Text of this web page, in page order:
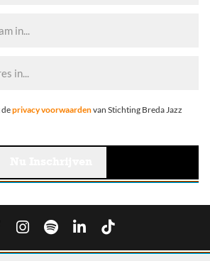
deprivacy voorwaardenvan Stichting Breda Jazz